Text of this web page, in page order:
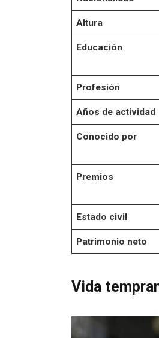
Altura
Educación
Profesión
Años de actividad
Conocido por
Premios
Estado civil
Patrimonio neto
Vida